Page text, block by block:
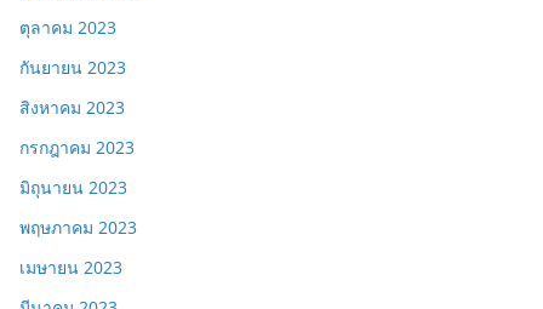
ตุลาคม 2023
กันยายน 2023
สิงหาคม 2023
กรกฎาคม 2023
มิถุนายน 2023
พฤษภาคม 2023
เมษายน 2023